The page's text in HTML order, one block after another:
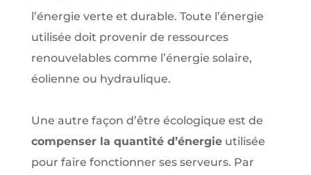
l’énergie verte et durable. Toute l’énergie
utilisée doit provenir de ressources
renouvelables comme l’énergie solaire,
éolienne ou hydraulique.
Une autre façon d’être écologique est de
compenser la quantité d’énergieutilisée
pour faire fonctionner ses serveurs. Par